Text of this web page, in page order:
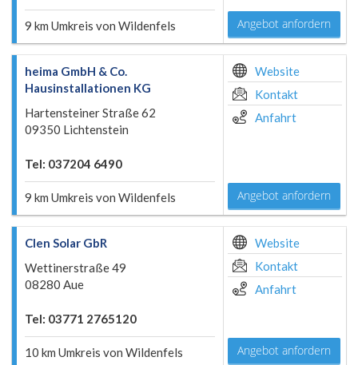
9 km Umkreis von Wildenfels Angebot anfordern
heima GmbH & Co.
Hausinstallationen KG
Hartensteiner Straße 62
09350 Lichtenstein
Tel: 037204 6490
9 km Umkreis von Wildenfels
Website
Kontakt
Anfahrt
Angebot anfordern
Clen Solar GbR
Wettinerstraße 49
08280 Aue
Tel: 03771 2765120
10 km Umkreis von Wildenfels
Website
Kontakt
Anfahrt
Angebot anfordern